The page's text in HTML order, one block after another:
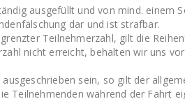
ausgefüllt und von mind. einem
dar und ist strafbar.
Teilnehmerzahl, gilt die
nicht erreicht, behalten wir uns
sein, so gilt der
Teilnehmenden während der Fahrt